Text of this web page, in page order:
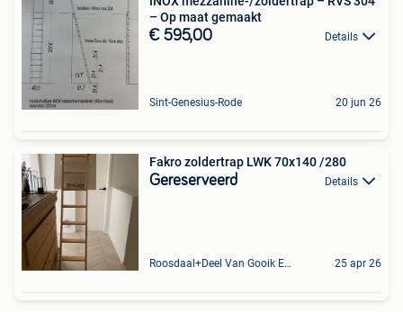
– Op maat gemaakt
€ 595,00 Details
Sint-Genesius-Rode 20 jun 26
Fakro zoldertrap LWK 70x140 /280
Gereserveerd Details
Roosdaal+Deel Van Gooik En Sint-Kwintens-Lennik 25 apr 26